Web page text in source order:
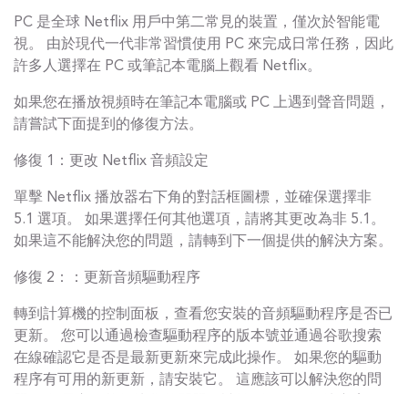
PC 是全球 Netflix 用戶中第二常見的裝置，僅次於智能電
視。 由於現代一代非常習慣使用 PC 來完成日常任務，因此
許多人選擇在 PC 或筆記本電腦上觀看 Netflix。
如果您在播放視頻時在筆記本電腦或 PC 上遇到聲音問題，
請嘗試下面提到的修復方法。
修復 1：更改 Netflix 音頻設定
單擊 Netflix 播放器右下角的對話框圖標，並確保選擇非
5.1 選項。 如果選擇任何其他選項，請將其更改為非 5.1。
如果這不能解決您的問題，請轉到下一個提供的解決方案。
修復 2：：更新音頻驅動程序
轉到計算機的控制面板，查看您安裝的音頻驅動程序是否已
更新。 您可以通過檢查驅動程序的版本號並通過谷歌搜索
在線確認它是否是最新更新來完成此操作。 如果您的驅動
程序有可用的新更新，請安裝它。 這應該可以解決您的問